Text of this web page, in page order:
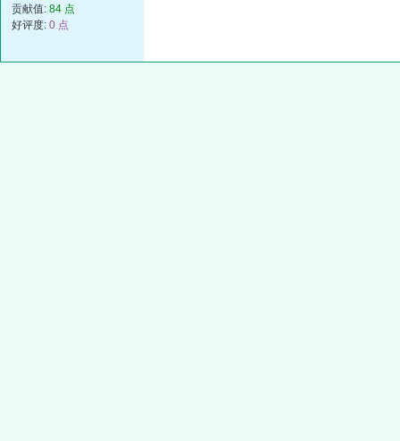
贡献值: 84 点
好评度: 0 点